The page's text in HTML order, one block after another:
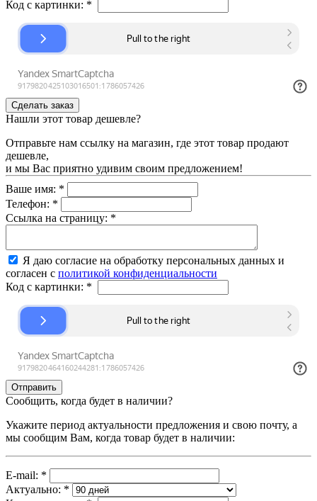
Код с картинки: *
Нашли этот товар дешевле?
Отправьте нам ссылку на магазин, где этот товар продают
дешевле,
и мы Вас приятно удивим своим предложением!
Ваше имя: *
Телефон: *
Ссылка на страницу: *
Я даю согласие на обработку персональных данных и
согласен с политикой конфиденциальности
Код с картинки: *
Сообщить, когда будет в наличии?
Укажите период актуальности предложения и свою почту, а
мы сообщим Вам, когда товар будет в наличии:
E-mail: *
Актуально: *